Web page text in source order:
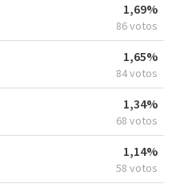
1,69%
86 votos
1,65%
84 votos
1,34%
68 votos
1,14%
58 votos